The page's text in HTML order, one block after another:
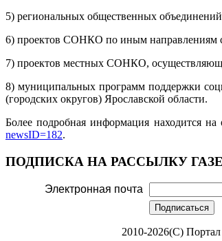
5) региональных общественных
6) проектов СОНКО по иным направлениям
7) проектов местных СОНКО,
8) муниципальных программ поддержки
(городских округов) Ярославской области.
Более подробная информация находится на
newsID=182.
ПОДПИСКА НА РАССЫЛКУ
Электронная почта
Подписаться
2010-2026(С) Портал